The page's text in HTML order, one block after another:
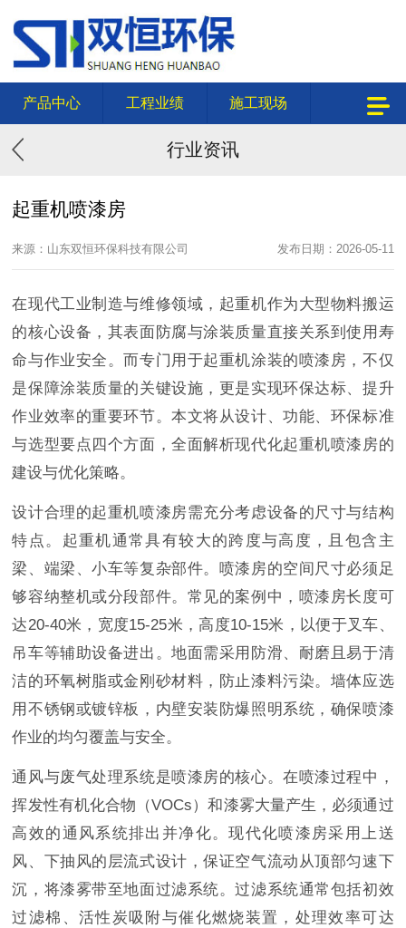
产品中心 工程业绩 施工现场
行业资讯
起重机喷漆房
来源：山东双恒环保科技有限公司 发布日期：2026-05-11
在现代工业制造与维修领域，起重机作为大型物料搬运
的核心设备，其表面防腐与涂装质量直接关系到使用寿
命与作业安全。而专门用于起重机涂装的喷漆房，不仅
是保障涂装质量的关键设施，更是实现环保达标、提升
作业效率的重要环节。本文将从设计、功能、环保标准
与选型要点四个方面，全面解析现代化起重机喷漆房的
建设与优化策略。
设计合理的起重机喷漆房需充分考虑设备的尺寸与结构
特点。起重机通常具有较大的跨度与高度，且包含主
梁、端梁、小车等复杂部件。喷漆房的空间尺寸必须足
够容纳整机或分段部件。常见的案例中，喷漆房长度可
达20-40米，宽度15-25米，高度10-15米，以便于叉车、
吊车等辅助设备进出。地面需采用防滑、耐磨且易于清
洁的环氧树脂或金刚砂材料，防止漆料污染。墙体应选
用不锈钢或镀锌板，内壁安装防爆照明系统，确保喷漆
作业的均匀覆盖与安全。
通风与废气处理系统是喷漆房的核心。在喷漆过程中，
挥发性有机化合物（VOCs）和漆雾大量产生，必须通过
高效的通风系统排出并净化。现代化喷漆房采用上送
风、下抽风的层流式设计，保证空气流动从顶部匀速下
沉，将漆雾带至地面过滤系统。过滤系统通常包括初效
过滤棉、活性炭吸附与催化燃烧装置，处理效率可达